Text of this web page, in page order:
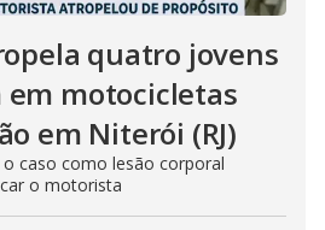
quatro jovens
motocicletas
em Niterói (RJ)
caso como lesão corporal
o motorista